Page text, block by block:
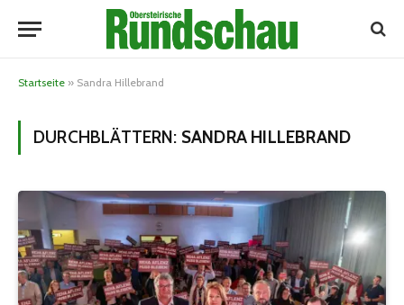
Startseite » Sandra Hillebrand
DURCHBLÄTTERN: SANDRA HILLEBRAND